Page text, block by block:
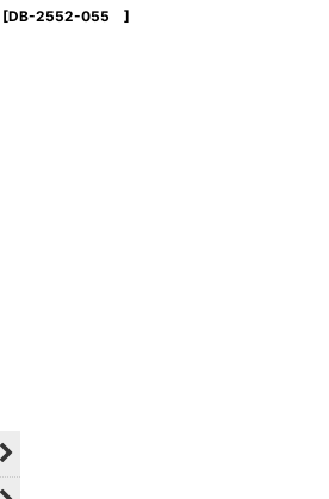
[DB-2552-055 ]